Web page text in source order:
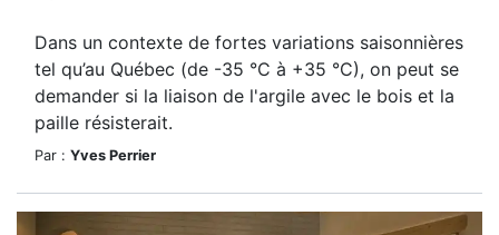
Dans un contexte de fortes variations saisonnières
tel qu’au Québec (de -35 °C à +35 °C), on peut se
demander si la liaison de l'argile avec le bois et la
paille résisterait.
Par : Yves Perrier